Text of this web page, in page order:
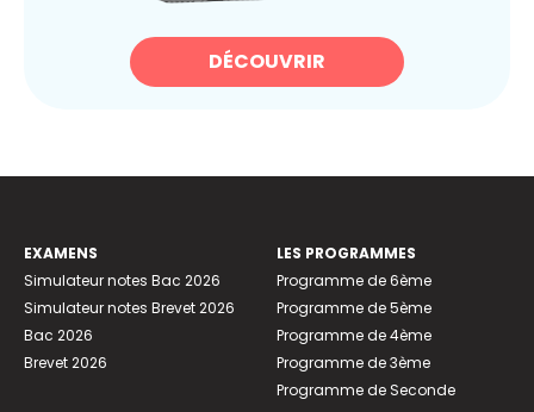
DÉCOUVRIR
EXAMENS
Simulateur notes Bac 2026
Simulateur notes Brevet 2026
Bac 2026
Brevet 2026
LES PROGRAMMES
Programme de 6ème
Programme de 5ème
Programme de 4ème
Programme de 3ème
Programme de Seconde